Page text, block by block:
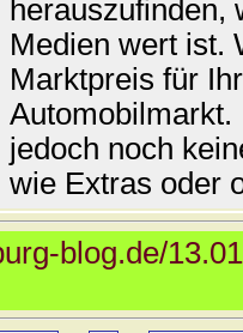
herauszufinden,
Medien wert ist.
Marktpreis für
jedoch noch
wie Extras oder
blog.de/